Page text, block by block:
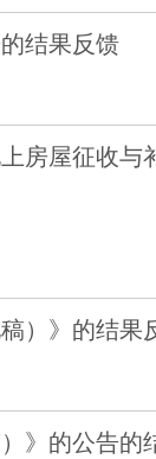
结果反馈
房屋征收与
）》的结果
》的公告的